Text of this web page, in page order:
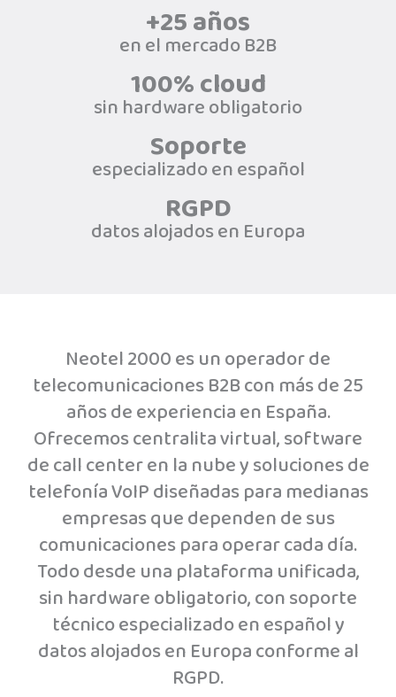
+25 años
en el mercado B2B
100% cloud
sin hardware obligatorio
Soporte
especializado en español
RGPD
datos alojados en Europa
Neotel 2000 es un operador de
telecomunicaciones B2B con más de 25
años de experiencia en España.
Ofrecemos centralita virtual, software
de call center en la nube y soluciones de
telefonía VoIP diseñadas para medianas
empresas que dependen de sus
comunicaciones para operar cada día.
Todo desde una plataforma unificada,
sin hardware obligatorio, con soporte
técnico especializado en español y
datos alojados en Europa conforme al
RGPD.